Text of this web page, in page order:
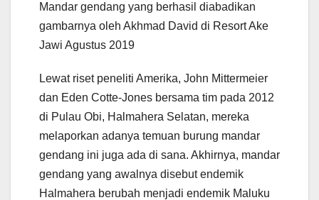
Mandar gendang yang berhasil diabadikan
gambarnya oleh Akhmad David di Resort Ake
Jawi Agustus 2019
Lewat riset peneliti Amerika, John Mittermeier
dan Eden Cotte-Jones bersama tim pada 2012
di Pulau Obi, Halmahera Selatan, mereka
melaporkan adanya temuan burung mandar
gendang ini juga ada di sana. Akhirnya, mandar
gendang yang awalnya disebut endemik
Halmahera berubah menjadi endemik Maluku